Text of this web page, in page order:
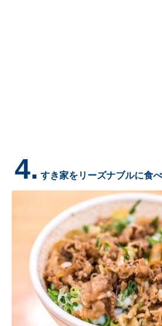
4. すき家をリーズナブルに食